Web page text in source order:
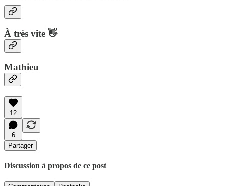
À très vite 👋
Mathieu
12
6
Partager
Discussion à propos de ce post